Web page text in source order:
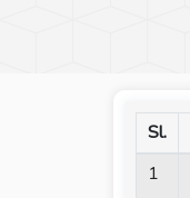
Sl.
1